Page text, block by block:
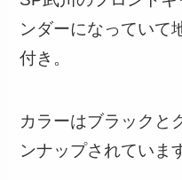
ンダーになっていて
付き。
カラーはブラックと
ンナップされていま